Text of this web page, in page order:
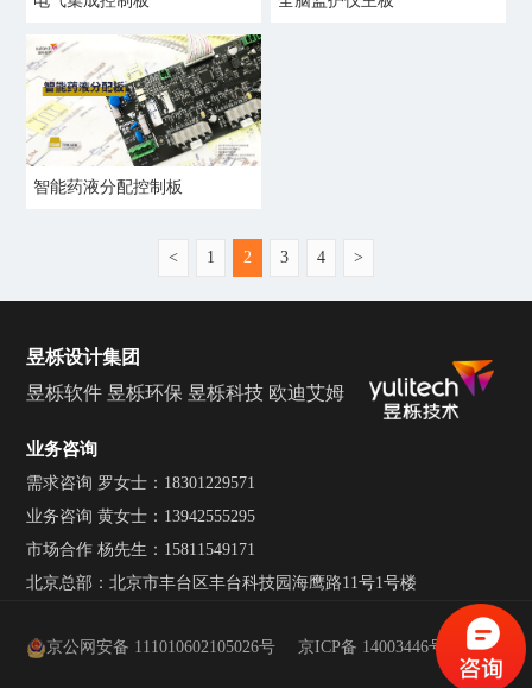
智能药液分配控制板
< 1 2 3 4 >
昱栎设计集团
昱栎软件 昱栎环保 昱栎科技 欧迪艾姆
业务咨询
需求咨询 罗女士：18301229571
业务咨询 黄女士：13942555295
市场合作 杨先生：15811549171
北京总部：北京市丰台区丰台科技园海鹰路11号1号楼
京公网安备 111010602105026号 京ICP备 14003446号-1